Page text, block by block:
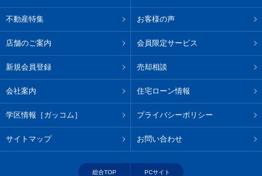
不動産特集 お客様の声
店舗のご案内 会員限定サービス
新規会員登録 売却相談
会社案内 住宅ローン情報
学区情報［ガッコム］ プライバシーポリシー
サイトマップ お問い合わせ
総合TOP PCサイト